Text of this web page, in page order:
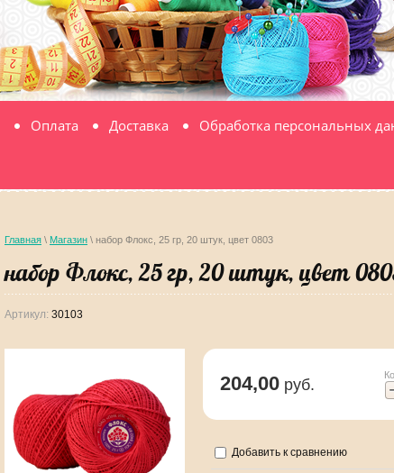
Оплата Доставка Обработка персональных
Главная \ Магазин \ набор Флокс, 25 гр, 20 штук, цвет 0803
набор Флокс, 25 гр, 20 штук, цвет
Артикул: 30103
204,00 руб.
Добавить к сравнению